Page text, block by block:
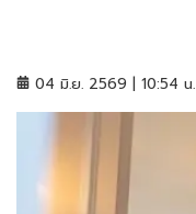
04 มิ.ย. 2569 | 10:54 น.